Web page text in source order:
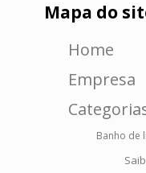
Mapa do
Home
Empresa
Banho de